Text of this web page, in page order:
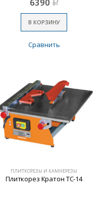
Р
В КОРЗИНУ
Сравнить
ПЛИТКОРЕЗЫ И КАМНЕРЕЗЫ
Плиткорез Кратон ТС-14